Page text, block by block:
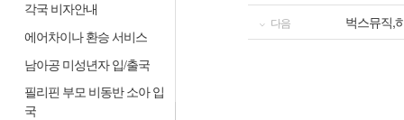
각국 비자안내
에어차이나 환승 서비스
남아공 미성년자 입/출국
필리핀 부모 비동반 소아 입
국
다음 벅스뮤직,